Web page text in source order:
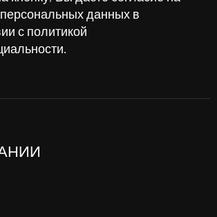
данных в
с политикой
.